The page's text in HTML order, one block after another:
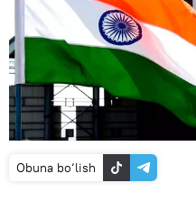
Obuna bo‘lish